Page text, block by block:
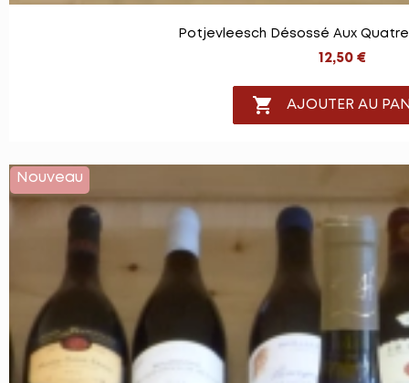
Potjevleesch Désossé Aux
12,50 €
 AJOUTER AU
Nouveau